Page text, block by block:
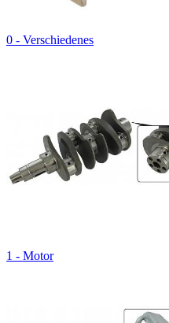
0 - Verschiedenes
1 - Motor